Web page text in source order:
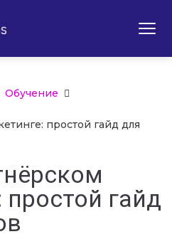
Обучение
простой гайд для
гайд